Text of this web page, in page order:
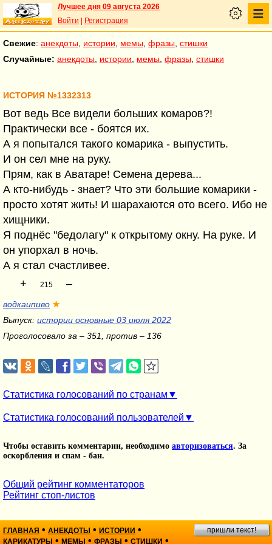
Лучшее дня 09 августа 2026
Войти
Регистрация
Свежие: анекдоты истории мемы фразы стишки
Случайные: анекдоты истории мемы фразы стишки
ИСТОРИЯ №1332313
Вот ведь Все видели больших комаров?!
Практически все - боятся их.
А я попытался такого комарика - выпустить.
И он сел мне на руку.
Прям, как в Аватаре! Семена дерева...
А кто-нибудь - знает? Что эти большие комарики -
просто хотят жить! И шарахаются ото всего. Ибо не
хищники.
Я поднёс "бедолагу" к открытому окну. На руке. И
он упорхал в ночь.
А я стал счастливее.
+
215 –
водкаипиво ★
Выпуск: истории основные 03 июля 2022
Проголосовало за – 351, против – 136
Статистика голосований по странам
Статистика голосований пользователей
Чтобы оставить комментарии, необходимо авторизоваться. За
оскорбления и спам - бан.
Общий рейтинг комментаторов
Рейтинг стоп-листов
ГЛАВНАЯ • АНЕКДОТЫ • ИСТОРИИ •
КАРИКАТУРЫ • МЕМЫ • ФРАЗЫ • СТИШКИ •
пришли текст!